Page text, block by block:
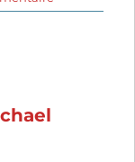
Le